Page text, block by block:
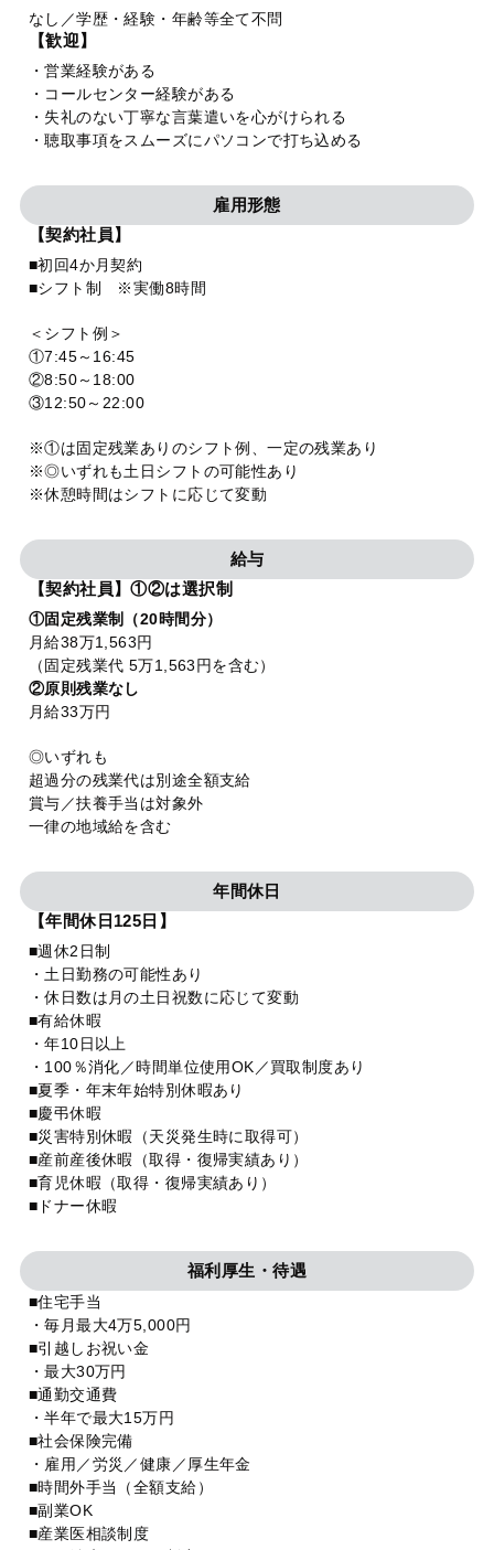
なし／学歴・経験・年齢等全て不問
【歓迎】
・営業経験がある
・コールセンター経験がある
・失礼のない丁寧な言葉遣いを心がけられる
・聴取事項をスムーズにパソコンで打ち込める
雇用形態
【契約社員】
■初回4か月契約
■シフト制 ※実働8時間
＜シフト例＞
①7:45～16:45
②8:50～18:00
③12:50～22:00
※①は固定残業ありのシフト例、一定の残業あり
※◎いずれも土日シフトの可能性あり
※休憩時間はシフトに応じて変動
給与
【契約社員】①②は選択制
①固定残業制（20時間分）
月給38万1,563円
（固定残業代 5万1,563円を含む）
②原則残業なし
月給33万円
◎いずれも
超過分の残業代は別途全額支給
賞与／扶養手当は対象外
一律の地域給を含む
年間休日
【年間休日125日】
■週休2日制
・土日勤務の可能性あり
・休日数は月の土日祝数に応じて変動
■有給休暇
・年10日以上
・100％消化／時間単位使用OK／買取制度あり
■夏季・年末年始特別休暇あり
■慶弔休暇
■災害特別休暇（天災発生時に取得可）
■産前産後休暇（取得・復帰実績あり）
■育児休暇（取得・復帰実績あり）
■ドナー休暇
福利厚生・待遇
■住宅手当
・毎月最大4万5,000円
■引越しお祝い金
・最大30万円
■通勤交通費
・半年で最大15万円
■社会保険完備
・雇用／労災／健康／厚生年金
■時間外手当（全額支給）
■副業OK
■産業医相談制度